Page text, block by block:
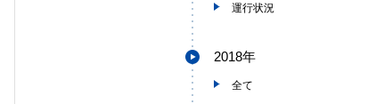
運行状況
2018年
全て